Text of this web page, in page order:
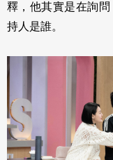
釋，他其實是在詢
持人是誰。